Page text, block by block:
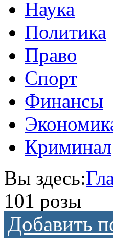
Наука
Политика
Право
Спорт
Финансы
Криминал
Вы здесь:
101 розы
Добавить